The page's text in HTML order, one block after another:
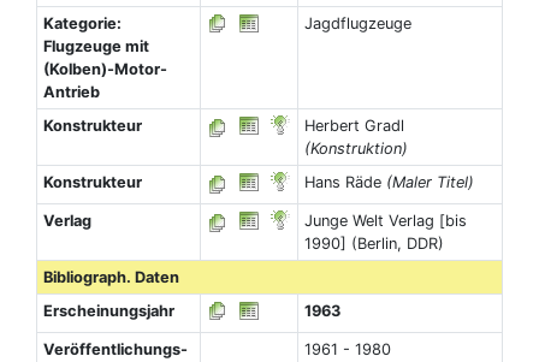
Kategorie:
Flugzeuge mit
(Kolben)-Motor-
Antrieb
Jagdflugzeuge
Konstrukteur
Herbert Gradl
(Konstruktion)
Konstrukteur
Hans Räde (Maler Titel)
Verlag
Junge Welt Verlag [bis
1990] (Berlin, DDR)
Bibliograph. Daten
Erscheinungsjahr
1963
Veröffentlichungs-
1961 - 1980